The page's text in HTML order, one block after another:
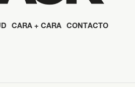
CARA + CARA CONTACTO